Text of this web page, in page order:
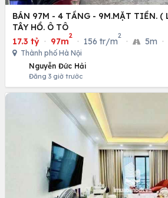
BÁN 97M - 4 TẦNG - 9M.MẶT TIỀN. (
TÂY HỒ. Ô TÔ
17.3 tỷ · 97m
2
· 156 tr/m
2
· 5m ·
Thành phố Hà Nội
Nguyễn Đức Hải
Đăng 3 giờ trước